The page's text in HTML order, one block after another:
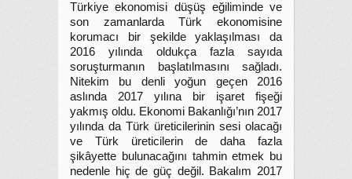
Türkiye ekonomisi düşüş eğiliminde ve
son zamanlarda Türk ekonomisine
korumacı bir şekilde yaklaşılması da
2016 yılında oldukça fazla sayıda
soruşturmanın başlatılmasını sağladı.
Nitekim bu denli yoğun geçen 2016
aslında 2017 yılına bir işaret fişeği
yakmış oldu. Ekonomi Bakanlığı’nın 2017
yılında da Türk üreticilerinin sesi olacağı
ve Türk üreticilerin de daha fazla
şikâyette bulunacağını tahmin etmek bu
nedenle hiç de güç değil. Bakalım 2017